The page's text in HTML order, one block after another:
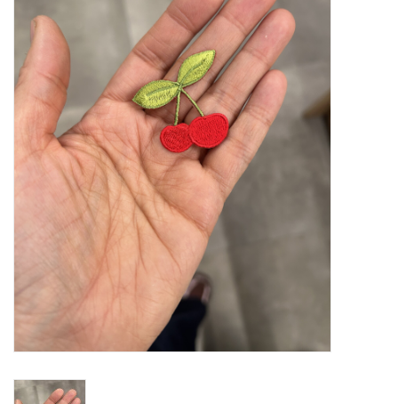
Diy pakketten
Studio Olive inspireert....